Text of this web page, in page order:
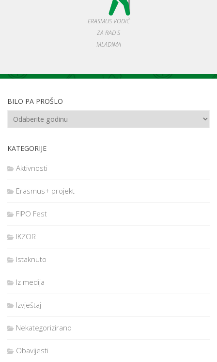
ERASMUS VODIČ
ZA RAD S
MLADIMA
BILO PA PROŠLO
KATEGORIJE
Aktivnosti
Erasmus+ projekt
FIPO Fest
IKZOR
Istaknuto
Iz medija
Izvještaj
Nekategorizirano
Obavijesti